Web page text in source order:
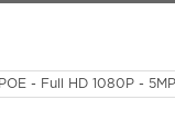
- Full HD 1080P -